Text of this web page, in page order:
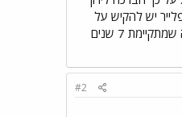
זוגות שאקיים בקרית טבעון בתאריך 15.2.03 .כדי להגיע אל הפלייר יש להקיש על
לחצן הדיפדוף משמאל לפירסום של דדה לוסקי,כפי שהזדרזה לציין זאת ארץ הצבר (הוא או היא ?). המפגש הקרוב בסימן חצי יובל שכן מספרו 25 ,פעולה שמתקיימת 7 שנים
#2